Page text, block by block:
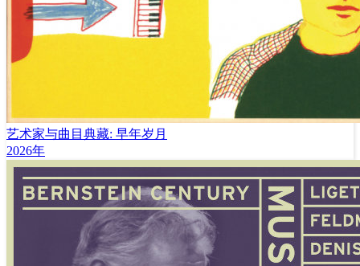
艺术家与曲目典藏: 早年岁月
2026年